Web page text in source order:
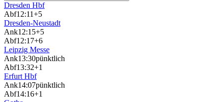
Dresden Hbf
Abf12:11+5
Dresden-Neustadt
Ank12:15+5
Abf12:17+6
Leipzig Messe
Ank13:30pünktlich
Abf13:32+1
Erfurt Hbf
Ank14:07pünktlich
Abf14:16+1